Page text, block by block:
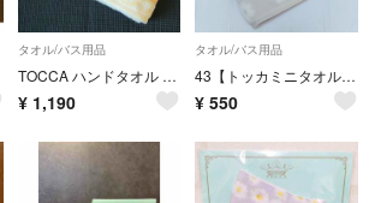
タオル/バス用品
TOCCA ハンドタオル 2枚
¥ 1,190
タオル/バス用品
43【トッカミニタオル 】新品未使用 トッカミニタオル
¥ 550